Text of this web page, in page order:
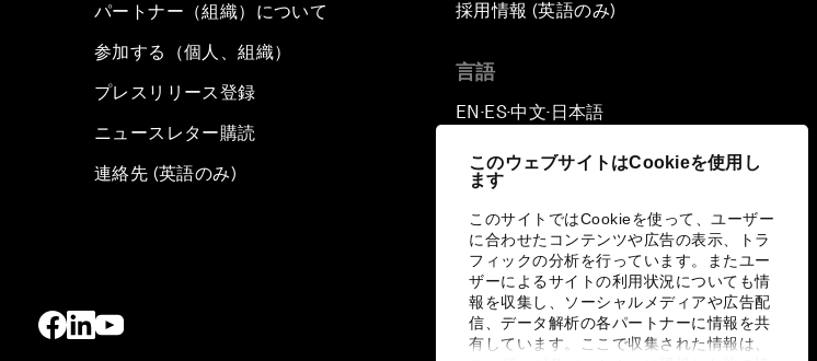
このウェブサイトはCookieを使用し
ます
このサイトではCookieを使って、ユーザー
に合わせたコンテンツや広告の表示、トラ
フィックの分析を行っています。またユー
ザーによるサイトの利用状況についても情
報を収集し、ソーシャルメディアや広告配
信、データ解析の各パートナーに情報を共
有しています。ここで収集された情報は、
パートナー（組織）について
参加する（個人、組織）
プレスリリース登録
ニュースレター購読
連絡先 (英語のみ)
採用情報 (英語のみ)
言語
EN ▪ ES▪中文▪ 日本語